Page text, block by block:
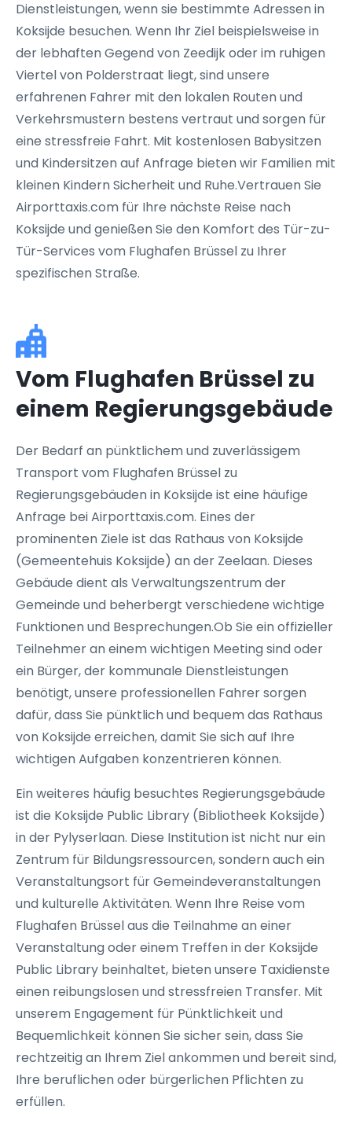
Dienstleistungen, wenn sie bestimmte Adressen in
Koksijde besuchen. Wenn Ihr Ziel beispielsweise in
der lebhaften Gegend von Zeedijk oder im ruhigen
Viertel von Polderstraat liegt, sind unsere
erfahrenen Fahrer mit den lokalen Routen und
Verkehrsmustern bestens vertraut und sorgen für
eine stressfreie Fahrt. Mit kostenlosen Babysitzen
und Kindersitzen auf Anfrage bieten wir Familien mit
kleinen Kindern Sicherheit und Ruhe.Vertrauen Sie
Airporttaxis.com für Ihre nächste Reise nach
Koksijde und genießen Sie den Komfort des Tür-zu-
Tür-Services vom Flughafen Brüssel zu Ihrer
spezifischen Straße.
Vom Flughafen Brüssel zu
einem Regierungsgebäude
Der Bedarf an pünktlichem und zuverlässigem
Transport vom Flughafen Brüssel zu
Regierungsgebäuden in Koksijde ist eine häufige
Anfrage bei Airporttaxis.com. Eines der
prominenten Ziele ist das Rathaus von Koksijde
(Gemeentehuis Koksijde) an der Zeelaan. Dieses
Gebäude dient als Verwaltungszentrum der
Gemeinde und beherbergt verschiedene wichtige
Funktionen und Besprechungen.Ob Sie ein offizieller
Teilnehmer an einem wichtigen Meeting sind oder
ein Bürger, der kommunale Dienstleistungen
benötigt, unsere professionellen Fahrer sorgen
dafür, dass Sie pünktlich und bequem das Rathaus
von Koksijde erreichen, damit Sie sich auf Ihre
wichtigen Aufgaben konzentrieren können.
Ein weiteres häufig besuchtes Regierungsgebäude
ist die Koksijde Public Library (Bibliotheek Koksijde)
in der Pylyserlaan. Diese Institution ist nicht nur ein
Zentrum für Bildungsressourcen, sondern auch ein
Veranstaltungsort für Gemeindeveranstaltungen
und kulturelle Aktivitäten. Wenn Ihre Reise vom
Flughafen Brüssel aus die Teilnahme an einer
Veranstaltung oder einem Treffen in der Koksijde
Public Library beinhaltet, bieten unsere Taxidienste
einen reibungslosen und stressfreien Transfer. Mit
unserem Engagement für Pünktlichkeit und
Bequemlichkeit können Sie sicher sein, dass Sie
rechtzeitig an Ihrem Ziel ankommen und bereit sind,
Ihre beruflichen oder bürgerlichen Pflichten zu
erfüllen.